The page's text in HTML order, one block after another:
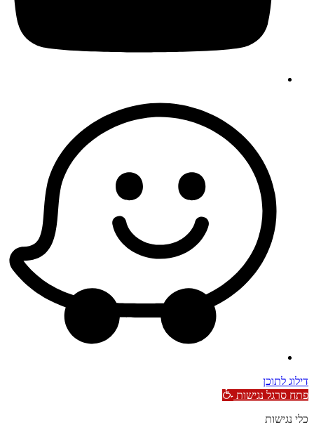
דילוג לתוכן
פתח סרגל נגישות
כלי נגישות